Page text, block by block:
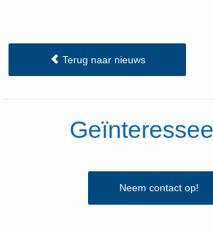
Terug naar nieuws
Neem contact op!